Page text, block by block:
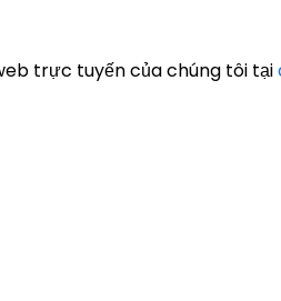
trực tuyến của chúng tôi tại